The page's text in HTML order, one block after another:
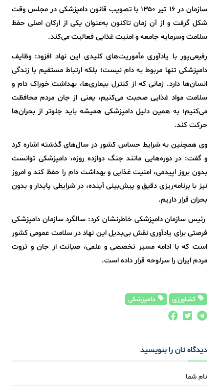
سازمان در ۱۶ تیر ۱۳۵۰ با تصویب قانون دامپزشکی در مجلس وقت
شکل گرفت و از آن زمان تاکنون به‌عنوان یکی از ارکان اصلی حفظ
سلامت وسرمایه جامعه و امنیت غذایی فعالیت می‌کند.
رفیعی‌پور با یادآوری مأموریت‌های کلیدی این نهاد افزود: وظایف
دامپزشکی تنها مربوط به دام نیست؛ بلکه ارتباط مستقیم با زندگی
انسان‌ها دارد. زمانی که از کنترل بیماری‌ها، بهداشت خوراک دام و
سلامت مواد غذایی صحبت می‌کنیم، یعنی از جان مردم محافظت
می‌کنیم؛ به همین دلیل دامپزشکی همیشه باید جلوتر از بحران‌ها
حرکت کند.
وی همچنین به شرایط حساس کشور در سال‌های گذشته اشاره کرد
و گفت: در دوره‌هایی مانند جنگ دوازده روزه، دامپزشکی توانست
بدون بروز اپیدمی، امنیت غذایی و بهداشت دام را حفظ کند و امروز
نیز با برنامه‌ریزی دقیق و پیش‌بینی آینده، در شرایطی پایدار و بدون
بحران قرار داریم.
رئیس سازمان دامپزشکی خاطرنشان کرد: سالگرد سازمان دامپزشکی
فرصتی برای یادآوری نقش بی‌بدیل این نهاد در سلامت عمومی کشور
است که با ادامه مسیر تخصصی و علمی، صیانت از جان و ثروت
مردم ایران را سرلوحه قرار داده است.
کشاورزی دامپزشکی
دیدگاه تان را بنویسید
نام شما